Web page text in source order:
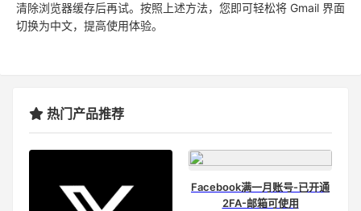
清除浏览器缓存后再试。按照上述方法，您即可轻松将 Gmail 界面
切换为中文，提高使用体验。
热门产品推荐
Facebook满一月账号-已开通
2FA-邮箱可使用